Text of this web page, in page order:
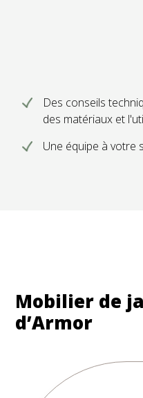
Des conseils
des matériaux et
Une équipe à votre
Mobilier de
d’Armor